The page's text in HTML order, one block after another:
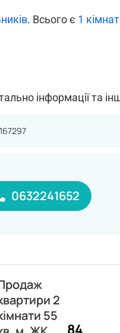
. Всього є 1
інформації та
0632241652
2
55
84